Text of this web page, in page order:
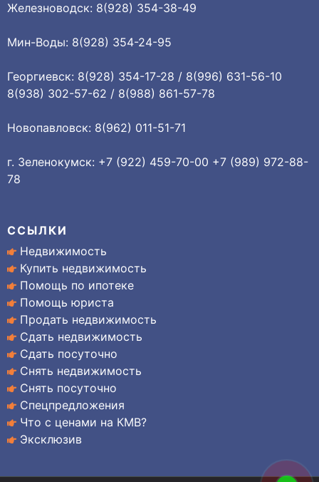
Железноводск: 8(928) 354-38-49
Мин-Воды: 8(928) 354-24-95
Георгиевск: 8(928) 354-17-28 / 8(996) 631-56-10
8(938) 302-57-62 / 8(988) 861-57-78
Новопавловск: 8(962) 011-51-71
г. Зеленокумск: +7 (922) 459-70-00 +7 (989) 972-88-
78
ССЫЛКИ
Недвижимость
Купить недвижимость
Помощь по ипотеке
Помощь юриста
Продать недвижимость
Сдать недвижимость
Сдать посуточно
Снять недвижимость
Снять посуточно
Спецпредложения
Что с ценами на КМВ?
Эксклюзив